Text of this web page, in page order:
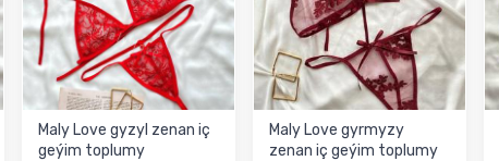
Maly Love gyzyl zenan iç
geýim toplumy
Maly Love gyrmyzy
zenan iç geýim toplumy